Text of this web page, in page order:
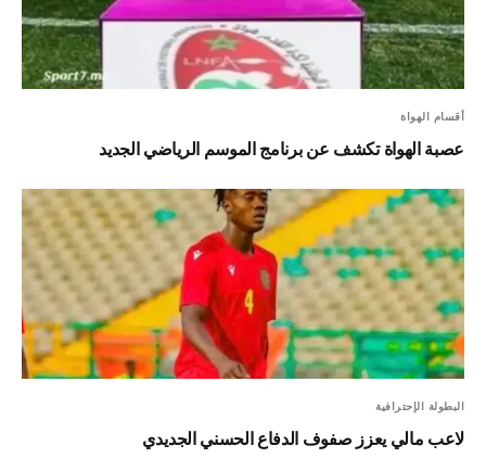
أقسام الهواة
عصبة الهواة تكشف عن برنامج الموسم الرياضي الجديد
البطولة الإحترافية
لاعب مالي يعزز صفوف الدفاع الحسني الجديدي